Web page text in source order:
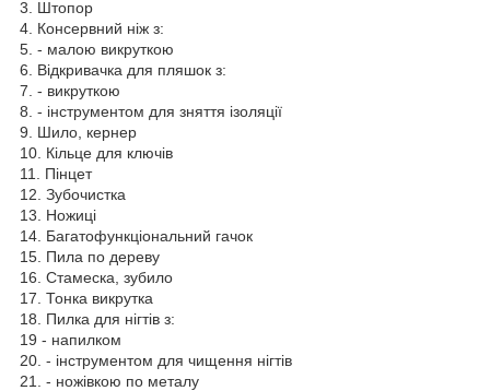
3. Штопор
4. Консервний ніж з:
5. - малою викруткою
6. Відкривачка для пляшок з:
7. - викруткою
8. - інструментом для зняття ізоляції
9. Шило, кернер
10. Кільце для ключів
11. Пінцет
12. Зубочистка
13. Ножиці
14. Багатофункціональний гачок
15. Пила по дереву
16. Стамеска, зубило
17. Тонка викрутка
18. Пилка для нігтів з:
19 - напилком
20. - інструментом для чищення нігтів
21. - ножівкою по металу